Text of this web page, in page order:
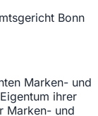
Bonn
Marken- und
ihrer
Marken- und